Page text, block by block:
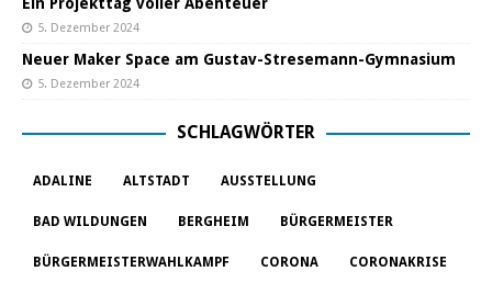
Ein Projekttag voller Abenteuer
5. Dezember 2024
Neuer Maker Space am Gustav-Stresemann-Gymnasium
5. Dezember 2024
SCHLAGWÖRTER
ADALINE ALTSTADT AUSSTELLUNG
BAD WILDUNGEN BERGHEIM BÜRGERMEISTER
BÜRGERMEISTERWAHLKAMPF CORONA CORONAKRISE